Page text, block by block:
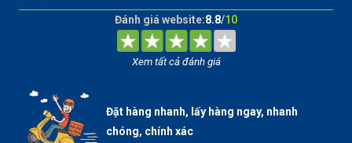
Đánh giá website:8.8/10
Xem tất cả đánh giá
Đặt hàng nhanh, lấy hàng ngay, nhanh
chóng, chính xác